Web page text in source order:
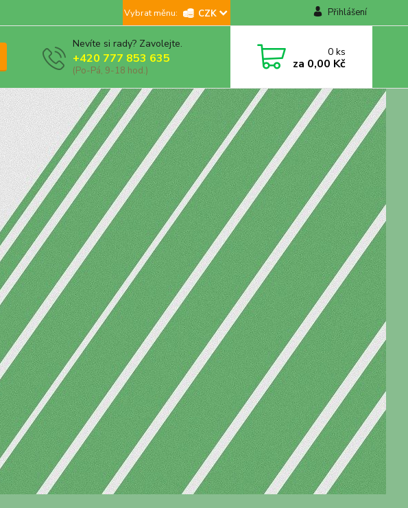
CZK Přihlášení
Nevíte si rady? Zavolejte.
+420 777 853 635
(Po-Pá, 9-18 hod.)
0ks
za 0,00 Kč